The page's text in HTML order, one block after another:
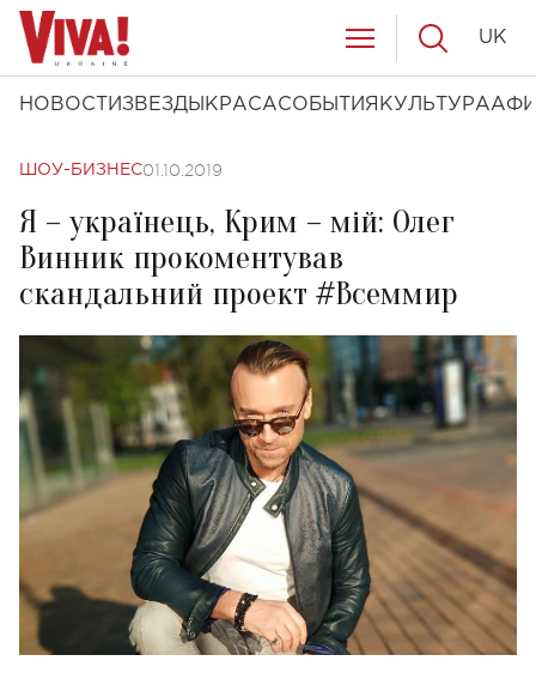
НОВОСТИ ЗВЕЗДЫ КРАСАСОБЫТИЯ КУЛЬТУРА
UK
ШОУ-БИЗНЕС01.10.2019
Я – українець, Крим – мій: Олег
Винник прокоментував
скандальний проект #Всеммир